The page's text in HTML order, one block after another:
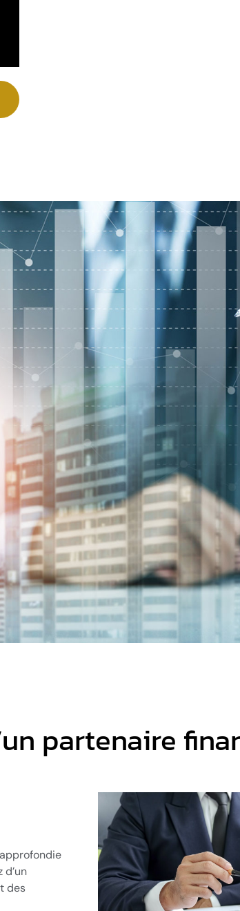
partenaire
des